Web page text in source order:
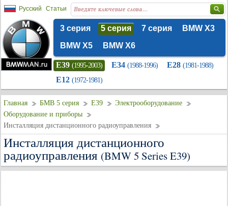
Русский Статьи
3 серия 5 серия 7 серия
BMW X3
BMW X5
BMW X6
E39 (1995-2003) E34 (1988-1996) E28 (1981-1988)
E12 (1972-1981)
Главная БМВ 5 серия E39
Электрооборудование
Оборудование и приборы
Инсталляция дистанционного радиоуправления
Инсталляция дистанционного
радиоуправления (BMW 5 Series E39)